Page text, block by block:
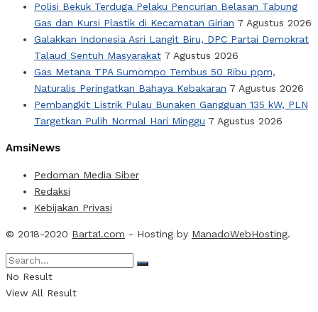
Polisi Bekuk Terduga Pelaku Pencurian Belasan Tabung
Gas dan Kursi Plastik di Kecamatan Girian 7 Agustus 2026
Galakkan Indonesia Asri Langit Biru, DPC Partai Demokrat
Talaud Sentuh Masyarakat 7 Agustus 2026
Gas Metana TPA Sumompo Tembus 50 Ribu ppm,
Naturalis Peringatkan Bahaya Kebakaran 7 Agustus 2026
Pembangkit Listrik Pulau Bunaken Gangguan 135 kW, PLN
Targetkan Pulih Normal Hari Minggu 7 Agustus 2026
AmsiNews
Pedoman Media Siber
Redaksi
Kebijakan Privasi
© 2018-2020 Barta1.com - Hosting by ManadoWebHosting.
No Result
View All Result